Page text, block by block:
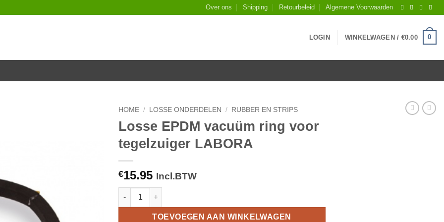
Over ons Shipping Retourbeleid Algemene Voorwaarden
LOGIN WINKELWAGEN / €0.00 0
HOME / LOSSE ONDERDELEN / RUBBER EN STRIPS
Losse EPDM vacuüm ring voor
tegelzuiger LABORA
€15.95 Incl.BTW
Losse EPDM vacuüm ring voor tegelzuiger LABORA aantal
TOEVOEGEN AAN WINKELWAGEN